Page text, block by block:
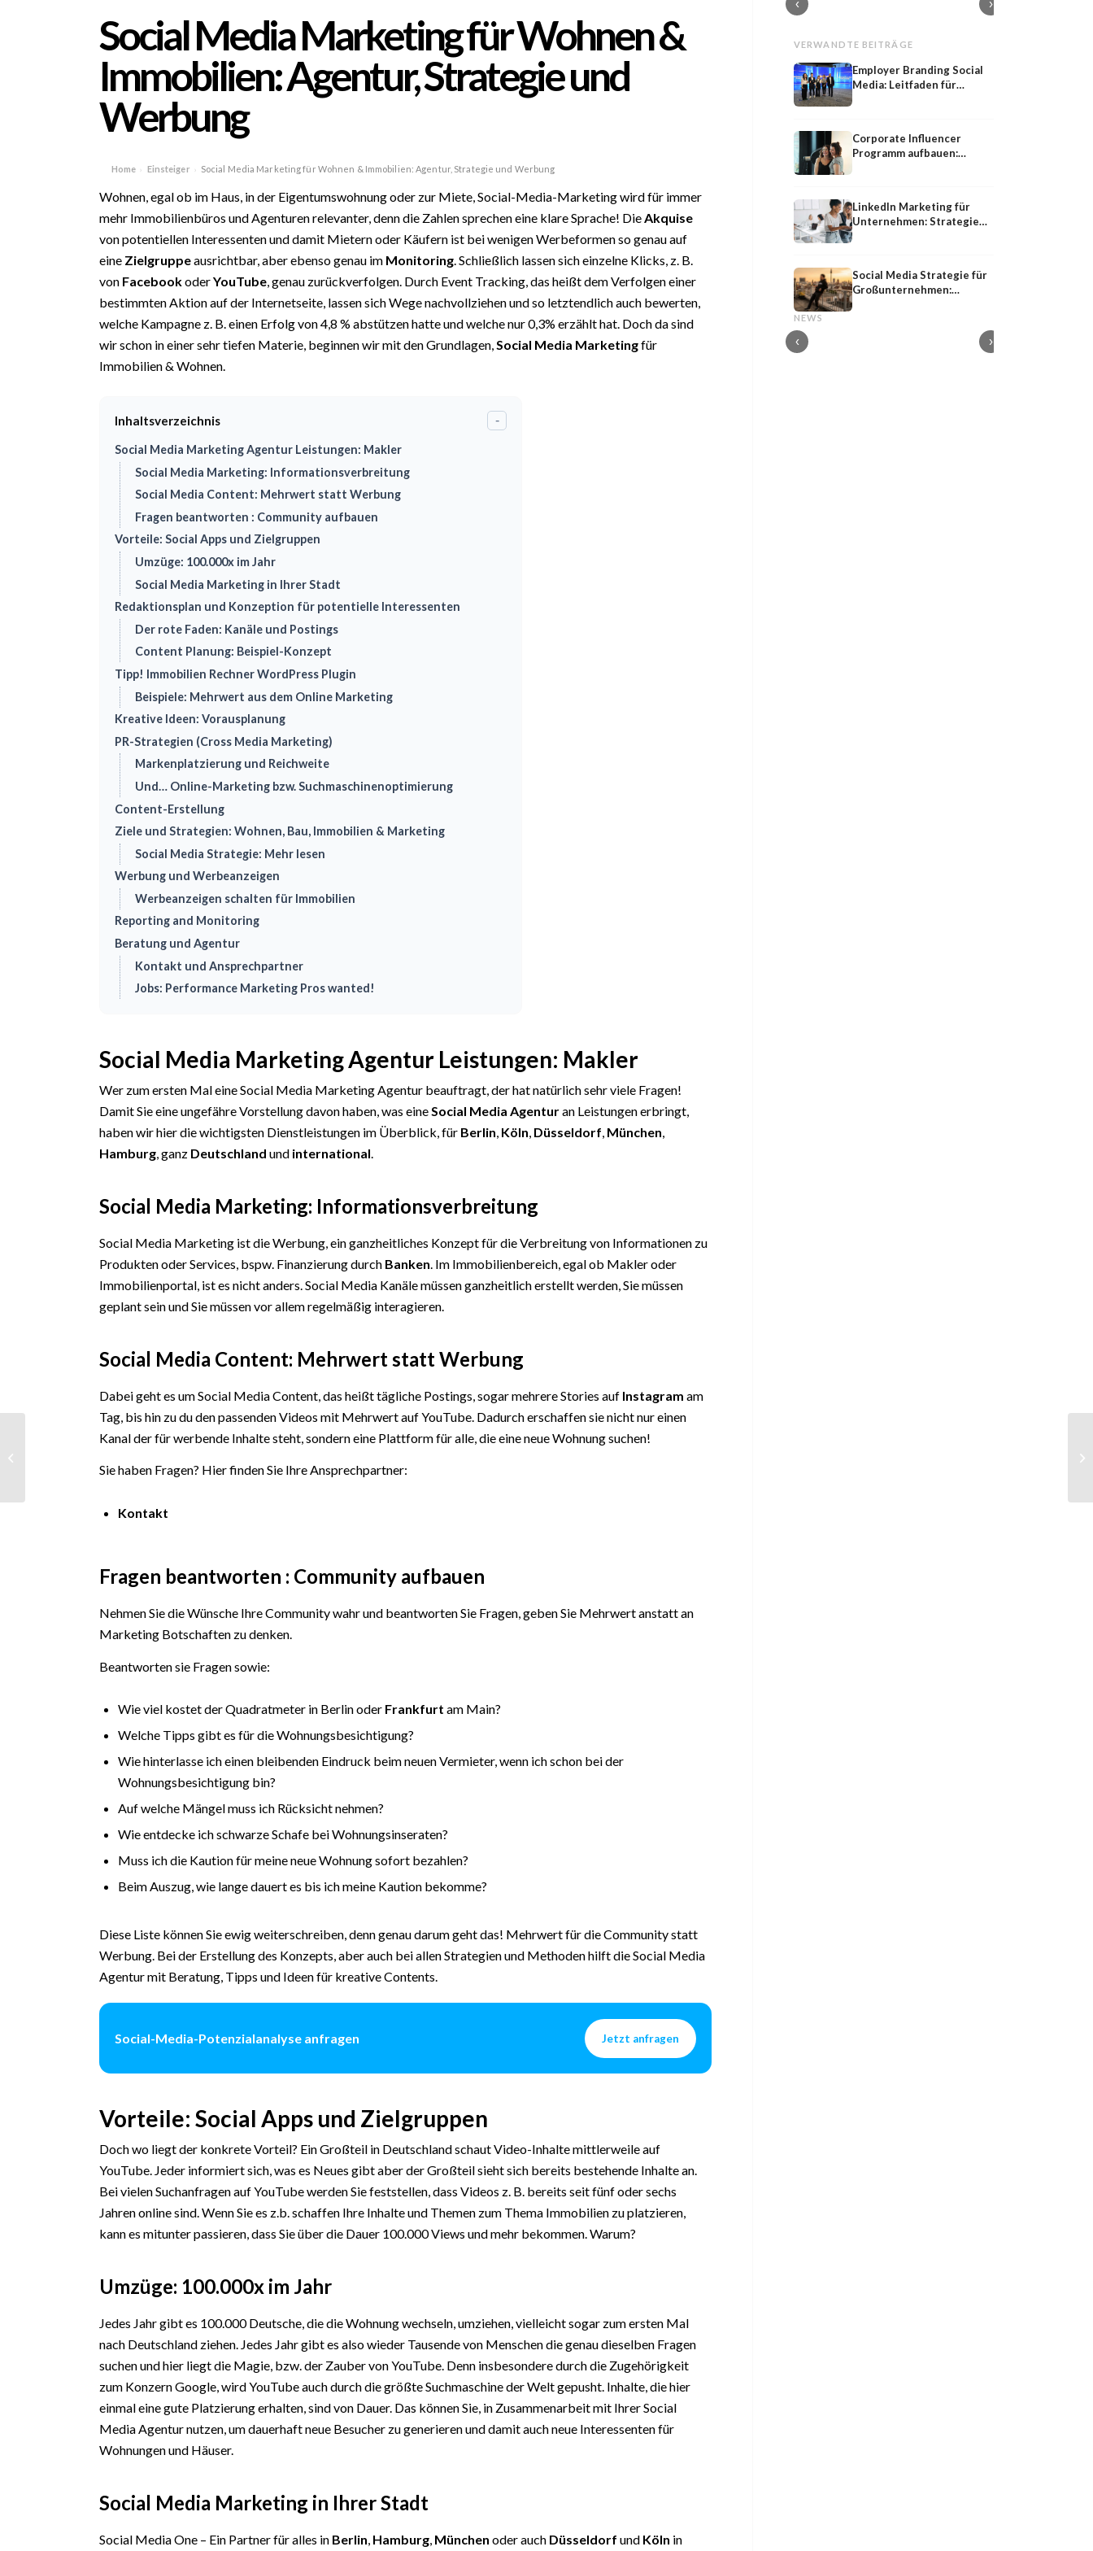
Social Media Marketing für Wohnen &
Immobilien: Agentur, Strategie und
Werbung
Home › Einsteiger › Social Media Marketing für Wohnen & Immobilien: Agentur, Strategie und Werbung
Wohnen, egal ob im Haus, in der Eigentumswohnung oder zur Miete, Social-Media-Marketing wird für immer
mehr Immobilienbüros und Agenturen relevanter, denn die Zahlen sprechen eine klare Sprache! DieAkquise
von potentiellen Interessenten und damit Mietern oder Käufern ist bei wenigen Werbeformen so genau auf
eine Zielgruppeausrichtbar, aber ebenso genau im Monitoring. Schließlich lassen sich einzelne Klicks, z. B.
von FacebookoderYouTube, genau zurückverfolgen. Durch Event Tracking, das heißt dem Verfolgen einer
bestimmten Aktion auf der Internetseite, lassen sich Wege nachvollziehen und so letztendlich auch bewerten,
welche Kampagne z. B. einen Erfolg von 4,8 % abstützen hatte und welche nur 0,3% erzählt hat. Doch da sind
wir schon in einer sehr tiefen Materie, beginnen wir mit den Grundlagen,Social Media Marketingfür
Immobilien & Wohnen.
Inhaltsverzeichnis -
Social Media Marketing Agentur Leistungen: Makler
Social Media Marketing: Informationsverbreitung
Social Media Content: Mehrwert statt Werbung
Fragen beantworten : Community aufbauen
Vorteile: Social Apps und Zielgruppen
Umzüge: 100.000x im Jahr
Social Media Marketing in Ihrer Stadt
Redaktionsplan und Konzeption für potentielle Interessenten
Der rote Faden: Kanäle und Postings
Content Planung: Beispiel-Konzept
Tipp! Immobilien Rechner WordPress Plugin
Beispiele: Mehrwert aus dem Online Marketing
Kreative Ideen: Vorausplanung
PR-Strategien (Cross Media Marketing)
Markenplatzierung und Reichweite
Und… Online-Marketing bzw. Suchmaschinenoptimierung
Content-Erstellung
Ziele und Strategien: Wohnen, Bau, Immobilien & Marketing
Social Media Strategie: Mehr lesen
Werbung und Werbeanzeigen
Werbeanzeigen schalten für Immobilien
Reporting and Monitoring
Beratung und Agentur
Kontakt und Ansprechpartner
Jobs: Performance Marketing Pros wanted!
Social Media Marketing Agentur Leistungen: Makler
Wer zum ersten Mal eine Social Media Marketing Agentur beauftragt, der hat natürlich sehr viele Fragen!
Damit Sie eine ungefähre Vorstellung davon haben, was eineSocial Media Agenturan Leistungen erbringt,
haben wir hier die wichtigsten Dienstleistungen im Überblick, für Berlin, Köln, Düsseldorf, München,
Hamburg, ganz Deutschland und international.
Social Media Marketing: Informationsverbreitung
Social Media Marketing ist die Werbung, ein ganzheitliches Konzept für die Verbreitung von Informationen zu
Produkten oder Services, bspw. Finanzierung durch Banken. Im Immobilienbereich, egal ob Makler oder
Immobilienportal, ist es nicht anders. Social Media Kanäle müssen ganzheitlich erstellt werden, Sie müssen
geplant sein und Sie müssen vor allem regelmäßig interagieren.
Social Media Content: Mehrwert statt Werbung
Dabei geht es um Social Media Content, das heißt tägliche Postings, sogar mehrere Stories auf Instagram am
Tag, bis hin zu du den passenden Videos mit Mehrwert auf YouTube. Dadurch erschaffen sie nicht nur einen
Kanal der für werbende Inhalte steht, sondern eine Plattform für alle, die eine neue Wohnung suchen!
Sie haben Fragen? Hier finden Sie Ihre Ansprechpartner:
Kontakt
Fragen beantworten : Community aufbauen
Nehmen Sie die Wünsche Ihre Community wahr und beantworten Sie Fragen, geben Sie Mehrwert anstatt an
Marketing Botschaften zu denken.
Beantworten sie Fragen sowie:
Wie viel kostet der Quadratmeter in Berlin oder Frankfurt am Main?
Welche Tipps gibt es für die Wohnungsbesichtigung?
Wie hinterlasse ich einen bleibenden Eindruck beim neuen Vermieter, wenn ich schon bei der
Wohnungsbesichtigung bin?
Auf welche Mängel muss ich Rücksicht nehmen?
Wie entdecke ich schwarze Schafe bei Wohnungsinseraten?
Muss ich die Kaution für meine neue Wohnung sofort bezahlen?
Beim Auszug, wie lange dauert es bis ich meine Kaution bekomme?
Diese Liste können Sie ewig weiterschreiben, denn genau darum geht das! Mehrwert für die Community statt
Werbung. Bei der Erstellung des Konzepts, aber auch bei allen Strategien und Methoden hilft die Social Media
Agentur mit Beratung, Tipps und Ideen für kreative Contents.
Social-Media-Potenzialanalyse anfragen Jetzt anfragen
Vorteile: Social Apps und Zielgruppen
Doch wo liegt der konkrete Vorteil? Ein Großteil in Deutschland schaut Video-Inhalte mittlerweile auf
YouTube. Jeder informiert sich, was es Neues gibt aber der Großteil sieht sich bereits bestehende Inhalte an.
Bei vielen Suchanfragen auf YouTube werden Sie feststellen, dass Videos z. B. bereits seit fünf oder sechs
Jahren online sind. Wenn Sie es z.b. schaffen Ihre Inhalte und Themen zum Thema Immobilien zu platzieren,
kann es mitunter passieren, dass Sie über die Dauer 100.000 Views und mehr bekommen. Warum?
Umzüge: 100.000x im Jahr
Jedes Jahr gibt es 100.000 Deutsche, die die Wohnung wechseln, umziehen, vielleicht sogar zum ersten Mal
nach Deutschland ziehen. Jedes Jahr gibt es also wieder Tausende von Menschen die genau dieselben Fragen
suchen und hier liegt die Magie, bzw. der Zauber von YouTube. Denn insbesondere durch die Zugehörigkeit
zum Konzern Google, wird YouTube auch durch die größte Suchmaschine der Welt gepusht. Inhalte, die hier
einmal eine gute Platzierung erhalten, sind von Dauer. Das können Sie, in Zusammenarbeit mit Ihrer Social
Media Agentur nutzen, um dauerhaft neue Besucher zu generieren und damit auch neue Interessenten für
Wohnungen und Häuser.
Social Media Marketing in Ihrer Stadt
Social Media One – Ein Partner für alles in Berlin, Hamburg, München oder auch Düsseldorf und Köln in
‹ ›
VERWANDTE BEITRÄGE
Employer Branding Social
Media: Leitfaden für
Corporate Influencer
Programm aufbauen:
LinkedIn Marketing für
Unternehmen: Strategie
Social Media Strategie für
Großunternehmen:
NEWS
‹
Shared
Shared Media: Definition, Bedeutung und
›
30.000 kostenlose
Best Practice: